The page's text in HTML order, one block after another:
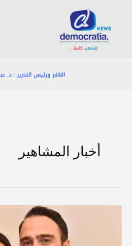
المحتوى
الناشر ورئيس التحرير : د.
أخبار المشاهير